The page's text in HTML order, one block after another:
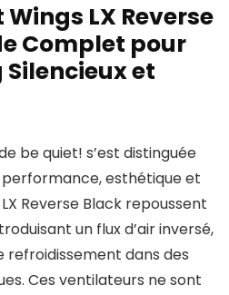
LX Reverse
Complet pour
Silencieux et
be quiet! s’est distinguée
esthétique et
Reverse Black repoussent
un flux d’air inversé,
dans des
Ces ventilateurs ne sont